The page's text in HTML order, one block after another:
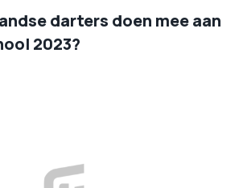
darters doen mee aan
2023?